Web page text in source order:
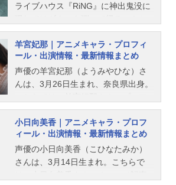
ライブハウス『RiNG』に神出鬼没に
ントリックガール。自由気ままに生
きている楽奈だが、彼女もまた迷子
で――？そんな迷い猫がライブハウ
スという居場所に、またバンド「My
GO!!!!!」という"居場所"に居付くきっ
anGDream!It'sMyGO!!!!!」放送形態
劇場版アニメシリーズBanGDream!I
t'sMyGO!!!!!スケジュール前編「春の
陽だまり、迷い猫」：2024年9月27
日（金）後編「うたう、僕らになれ
羊宮妃那｜アニメキャラ・プロフィ
ール・出演情報・最新情報まとめ
声優の羊宮妃那（ようみやひな）さ
んは、3月26日生まれ、奈良県出身。
ィールと関連記事を紹介します。
小日向美香｜アニメキャラ・プロフ
ィール・出演情報・最新情報まとめ
声優の小日向美香（こひなたみか）
さんは、3月14日生まれ。こちらで